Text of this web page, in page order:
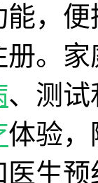
，
。
、测
体验
医生